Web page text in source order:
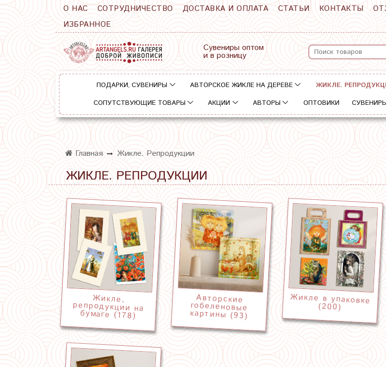
О НАС СОТРУДНИЧЕСТВО ДОСТАВКА И ОПЛАТА СТАТЬИ КОНТАКТЫ
ИЗБРАННОЕ
Сувениры оптом
и в розницу
ПОДАРКИ, СУВЕНИРЫ АВТОРСКОЕ ЖИКЛЕ НА ДЕРЕВЕ ЖИКЛЕ.
СОПУТСТВУЮЩИЕ ТОВАРЫ
АКЦИИ АВТОРЫ ОПТОВИКИ
Главная Жикле. Репродукции
ЖИКЛЕ. РЕПРОДУКЦИИ
Жикле,
репродукции на
бумаге (178)
Авторские
гобеленовые
картины (93)
Жикле в упаковке
(200)